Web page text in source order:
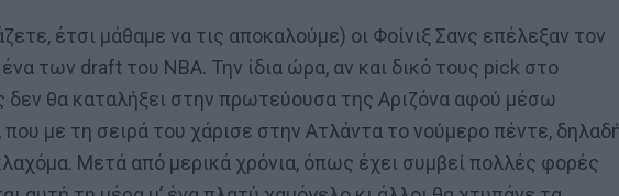
έτσι μάθαμε να τις αποκαλούμε) οι Φοίνιξ Σανς επέλεξαν τον
των draft του NBA. Την ίδια ώρα, αν και δικό τους pick στο
δεν θα καταλήξει στην πρωτεύουσα της Αριζόνα αφού μέσω
με τη σειρά του χάρισε στην Ατλάντα το νούμερο πέντε,
Μετά από μερικά χρόνια, όπως έχει συμβεί πολλές φορές